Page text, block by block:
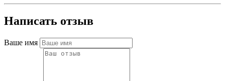
Написать отзыв
Ваше имя